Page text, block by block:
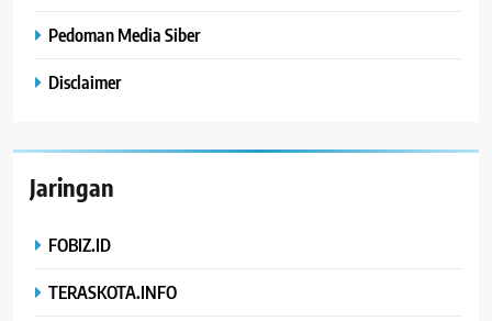
Pedoman Media Siber
Disclaimer
Jaringan
FOBIZ.ID
TERASKOTA.INFO